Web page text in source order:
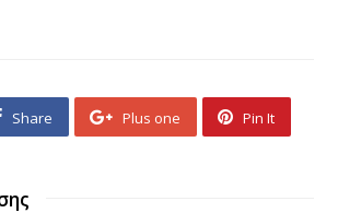
Share Plus one Pin It